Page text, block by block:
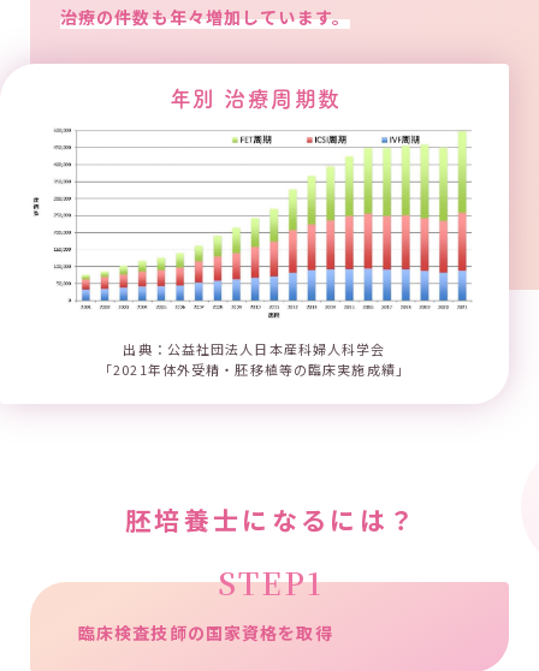
治療の件数も年々増加しています。
年別 治療周期数
出典：公益社団法人日本産科婦人科学会
「2021年体外受精・胚移植等の臨床実施成績」
胚培養士になるには？
STEP1
臨床検査技師の国家資格を取得